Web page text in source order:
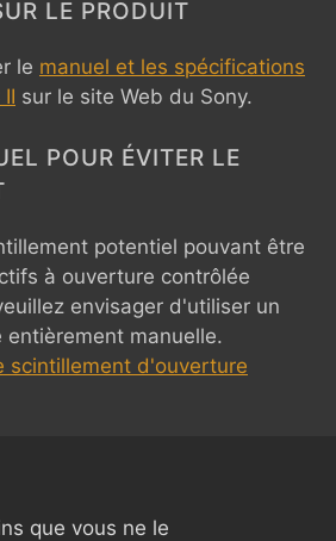
LE PRODUIT
le manuel et les spécifications
sur le site Web du Sony.
POUR ÉVITER LE
potentiel pouvant être
à ouverture contrôlée
envisager d'utiliser un
manuelle.
scintillement d'ouverture
que vous ne le